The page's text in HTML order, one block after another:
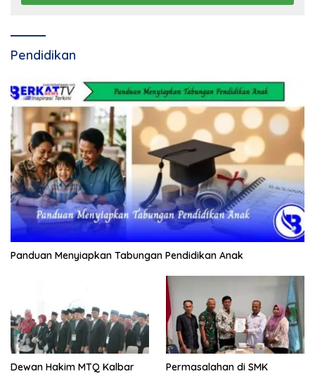
Pendidikan
Panduan Menyiapkan Tabungan Pendidikan Anak
Dewan Hakim MTQ Kalbar
Permasalahan di SMK